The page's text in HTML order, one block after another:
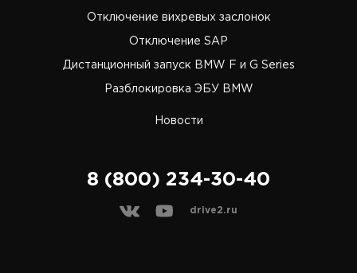
Новости
Отключение вихревых заслонок
Отключение SAP
Дистанционный запуск BMW F и G Series
Разблокировка ЭБУ BMW
8 (800) 234-30-40
drive2.ru